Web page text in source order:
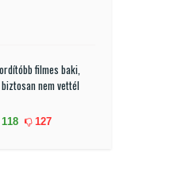
filmes baki,
nem vettél
127